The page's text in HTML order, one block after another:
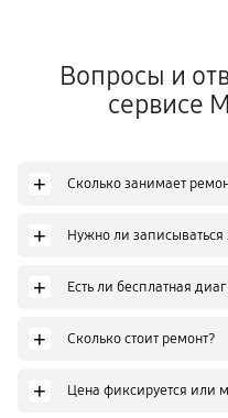
Вопросы и
сервисе
+ Сколько занимает
+ Нужно ли записываться
+ Есть ли бесплатная
+ Сколько стоит ремонт?
+ Цена фиксируется или